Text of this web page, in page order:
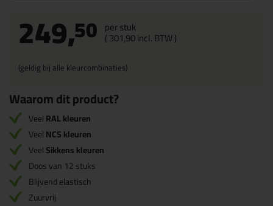
249,50 per stuk
(301,90incl. BTW )
(geldig bij alle kleurcombinaties)
Waarom dit product?
VeelRAL kleuren
VeelNCS kleuren
VeelSikkens kleuren
Doos van 12 stuks
Blijvend elastisch
Zuurvrij